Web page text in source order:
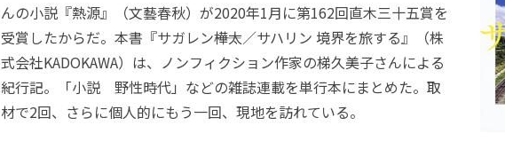
んの小説『熱源』（文藝春秋）が2020年1月に第162回直木三十五賞を
受賞したからだ。本書『サガレン――樺太／サハリン 境界を旅する』（株
式会社KADOKAWA）は、ノンフィクション作家の梯久美子さんによる
紀行記。「小説 野性時代」などの雑誌連載を単行本にまとめた。取
材で2回、さらに個人的にもう一回、現地を訪れている。